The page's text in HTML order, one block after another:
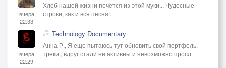
вчера
22:33
Хлеб нашей жизни печётся из этой муки... Чудесные
строки, как и вся песня!..
вчера
22:29
Technology Documentary
Анна Р., Я еще пытаюсь тут обновить свой портфель,
треки , вдруг стали не активны и невозможно просл